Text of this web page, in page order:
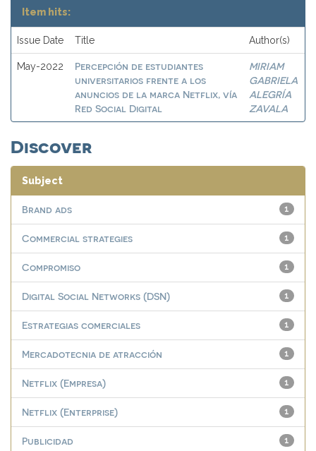
Item hits:
Issue Date Title Author(s)
May-2022
Percepción de estudiantes
universitarios frente a los
anuncios de la marca Netflix, vía
Red Social Digital
MIRIAM
GABRIELA
ALEGRÍA
ZAVALA
Discover
Subject
1
Brand ads
1
Commercial strategies
1
Compromiso
1
Digital Social Networks (DSN)
1
Estrategias comerciales
1
Mercadotecnia de atracción
1
Netflix (Empresa)
1
Netflix (Enterprise)
1
Publicidad